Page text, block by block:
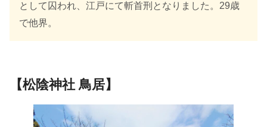
として囚われ、江戸にて斬首刑となりました。29歳
で他界。
【松陰神社 鳥居】